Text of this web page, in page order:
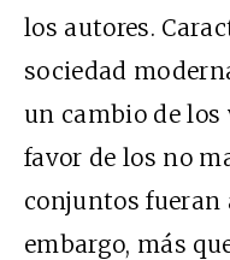
los autores.
sociedad
un cambio de los
favor de los no
conjuntos fueran
embargo, más